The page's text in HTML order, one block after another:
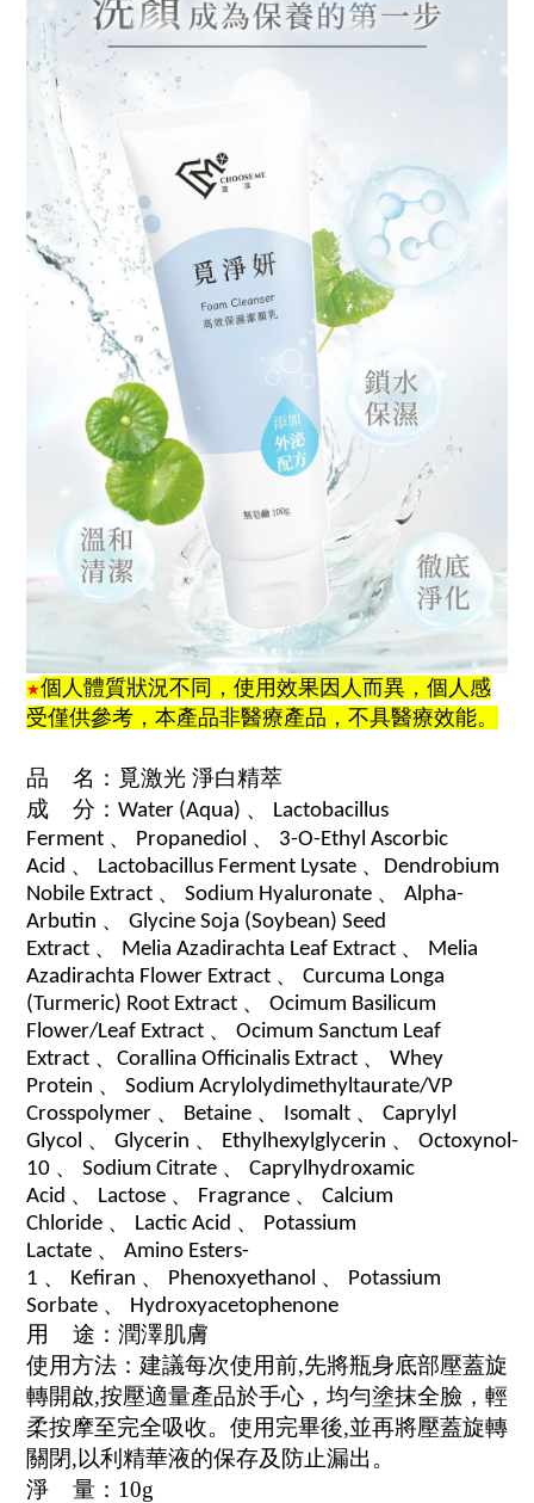
★個人體質狀況不同，使用效果因人而異，個人感
受僅供參考，本產品非醫療產品，不具醫療效能。
品 名：覓激光 淨白精萃
成 分： Water (Aqua) 、
Lactobacillus
Ferment 、 Propanediol 、
3-O-Ethyl Ascorbic
Acid 、 Lactobacillus Ferment Lysate 、
Dendrobium
Nobile Extract 、 Sodium Hyaluronate 、
Alpha-
Arbutin 、
Glycine Soja (Soybean) Seed
Extract 、 Melia Azadirachta Leaf Extract 、
Melia
Azadirachta Flower Extract 、
Curcuma Longa
(Turmeric) Root Extract 、
Ocimum Basilicum
Flower/Leaf Extract 、
Ocimum Sanctum Leaf
Extract 、 Corallina Officinalis Extract 、
Whey
Protein 、
Sodium Acrylolydimethyltaurate/VP
Crosspolymer 、 Betaine 、 Isomalt 、
Caprylyl
Glycol 、 Glycerin 、 Ethylhexylglycerin 、
Octoxynol-
10 、 Sodium Citrate 、
Caprylhydroxamic
Acid 、 Lactose 、 Fragrance 、
Calcium
Chloride 、 Lactic Acid 、
Potassium
Lactate 、
Amino Esters-
1 、 Kefiran 、 Phenoxyethanol 、
Potassium
Sorbate 、 Hydroxyacetophenone
用 途：潤澤肌膚
使用方法：建議每次使用前,先將瓶身底部壓蓋旋
轉開啟,按壓適量產品於手心，均勻塗抹全臉，輕
柔按摩至完全吸收。使用完畢後,並再將壓蓋旋轉
關閉,以利精華液的保存及防止漏出。
淨 量：10g